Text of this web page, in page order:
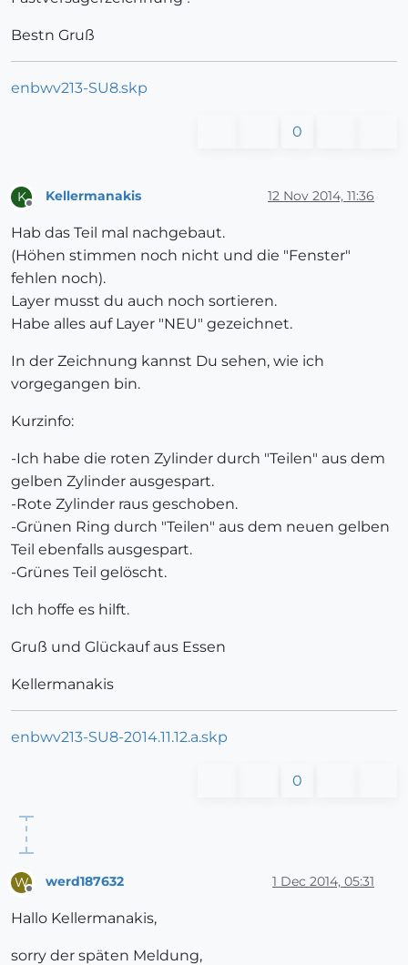
Bestn Gruß
enbwv213-SU8.skp
0
K Kellermanakis 12 Nov 2014, 11:36
Hab das Teil mal nachgebaut.
(Höhen stimmen noch nicht und die "Fenster"
fehlen noch).
Layer musst du auch noch sortieren.
Habe alles auf Layer "NEU" gezeichnet.
In der Zeichnung kannst Du sehen, wie ich
vorgegangen bin.
Kurzinfo:
-Ich habe die roten Zylinder durch "Teilen" aus dem
gelben Zylinder ausgespart.
-Rote Zylinder raus geschoben.
-Grünen Ring durch "Teilen" aus dem neuen gelben
Teil ebenfalls ausgespart.
-Grünes Teil gelöscht.
Ich hoffe es hilft.
Gruß und Glückauf aus Essen
Kellermanakis
enbwv213-SU8-2014.11.12.a.skp
0
W werd187632 1 Dec 2014, 05:31
Hallo Kellermanakis,
sorry der späten Meldung,